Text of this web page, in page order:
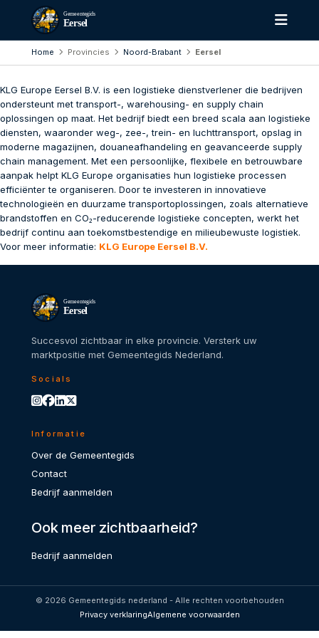
Gemeentegids
Eersel
Home Provincies Noord-Brabant Eersel
KLG Europe Eersel B.V. is een logistieke dienstverlener die bedrijven
ondersteunt met transport-, warehousing- en supply chain
oplossingen op maat. Het bedrijf biedt een breed scala aan logistieke
diensten, waaronder weg-, zee-, trein- en luchttransport, opslag in
moderne magazijnen, douaneafhandeling en geavanceerde supply
chain management. Met een persoonlijke, flexibele en betrouwbare
aanpak helpt KLG Europe organisaties hun logistieke processen
efficiënter te organiseren. Door te investeren in innovatieve
technologieën en duurzame transportoplossingen, zoals alternatieve
brandstoffen en CO₂-reducerende logistieke concepten, werkt het
bedrijf continu aan toekomstbestendige en milieubewuste logistiek.
Voor meer informatie: KLG Europe Eersel B.V.
Gemeentegids
Eersel
Succesvol zichtbaar in elke provincie. Versterk uw
marktpositie met Gemeentegids Nederland.
Socials
Informatie
Over de Gemeentegids
Contact
Bedrijf aanmelden
Ook meer zichtbaarheid?
Bedrijf aanmelden
© 2026 Gemeentegids nederland - Alle rechten voorbehouden
Privacy verklaringAlgemene voorwaarden